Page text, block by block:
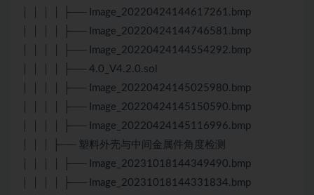
│ │ │ │ ├── Image_20220424144617261.bmp
│ │ │ │ ├── Image_20220424144746581.bmp
│ │ │ │ ├── Image_20220424144554292.bmp
│ │ │ │ ├── 4.0_V4.2.0.sol
│ │ │ │ ├── Image_20220424145025980.bmp
│ │ │ │ ├── Image_20220424145150590.bmp
│ │ │ │ ├── Image_20220424145116996.bmp
│ │ │ ├── 塑料外壳与中间金属件角度检测
│ │ │ │ ├── Image_20231018144349490.bmp
│ │ │ │ ├── Image_20231018144331834.bmp